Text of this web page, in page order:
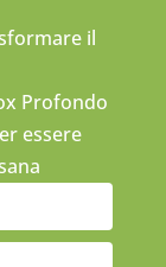
il
Profondo
essere